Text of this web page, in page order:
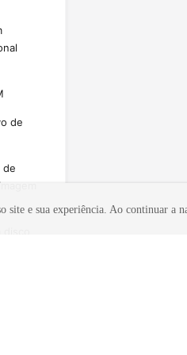
de
de
site e sua experiência. Ao continuar a